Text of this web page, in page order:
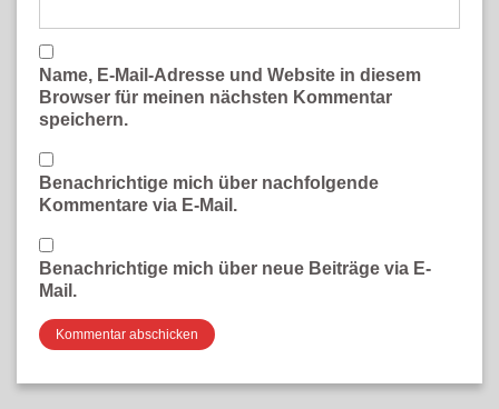
Name, E-Mail-Adresse und Website in diesem
Browser für meinen nächsten Kommentar
speichern.
Benachrichtige mich über nachfolgende
Kommentare via E-Mail.
Benachrichtige mich über neue Beiträge via E-
Mail.